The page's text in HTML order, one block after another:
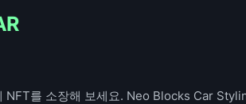
NFT를 소장해 보세요. Neo Blocks Car